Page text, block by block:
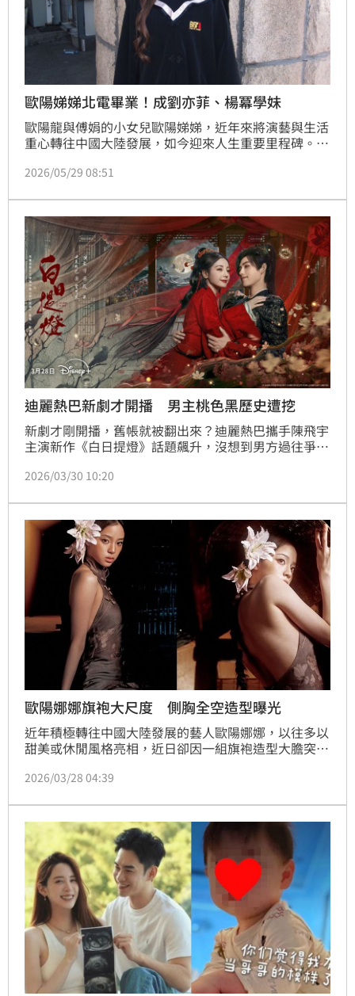
歐陽娣娣北電畢業！成劉亦菲、楊冪學妹
歐陽龍與傅娟的小女兒歐陽娣娣，近年來將演藝與生活
重心轉往中國大陸發展，如今迎來人生重要里程碑。近
享一系列校園畢業照，同時開心向粉絲報喜。只見照片
容，為四年大學生涯畫下句點，引發不少網友送上祝
福。
2026/05/29 08:51
迪麗熱巴新劇才開播 男主桃色黑歷史遭挖
新劇才剛開播，舊帳就被翻出來？迪麗熱巴攜手陳飛宇
主演新作《白日提燈》話題飆升，沒想到男方過往爭議
2026/03/30 10:20
歐陽娜娜旗袍大尺度 側胸全空造型曝光
近年積極轉往中國大陸發展的藝人歐陽娜娜，以往多以
甜美或休閒風格亮相，近日卻因一組旗袍造型大膽突破
2026/03/28 04:39